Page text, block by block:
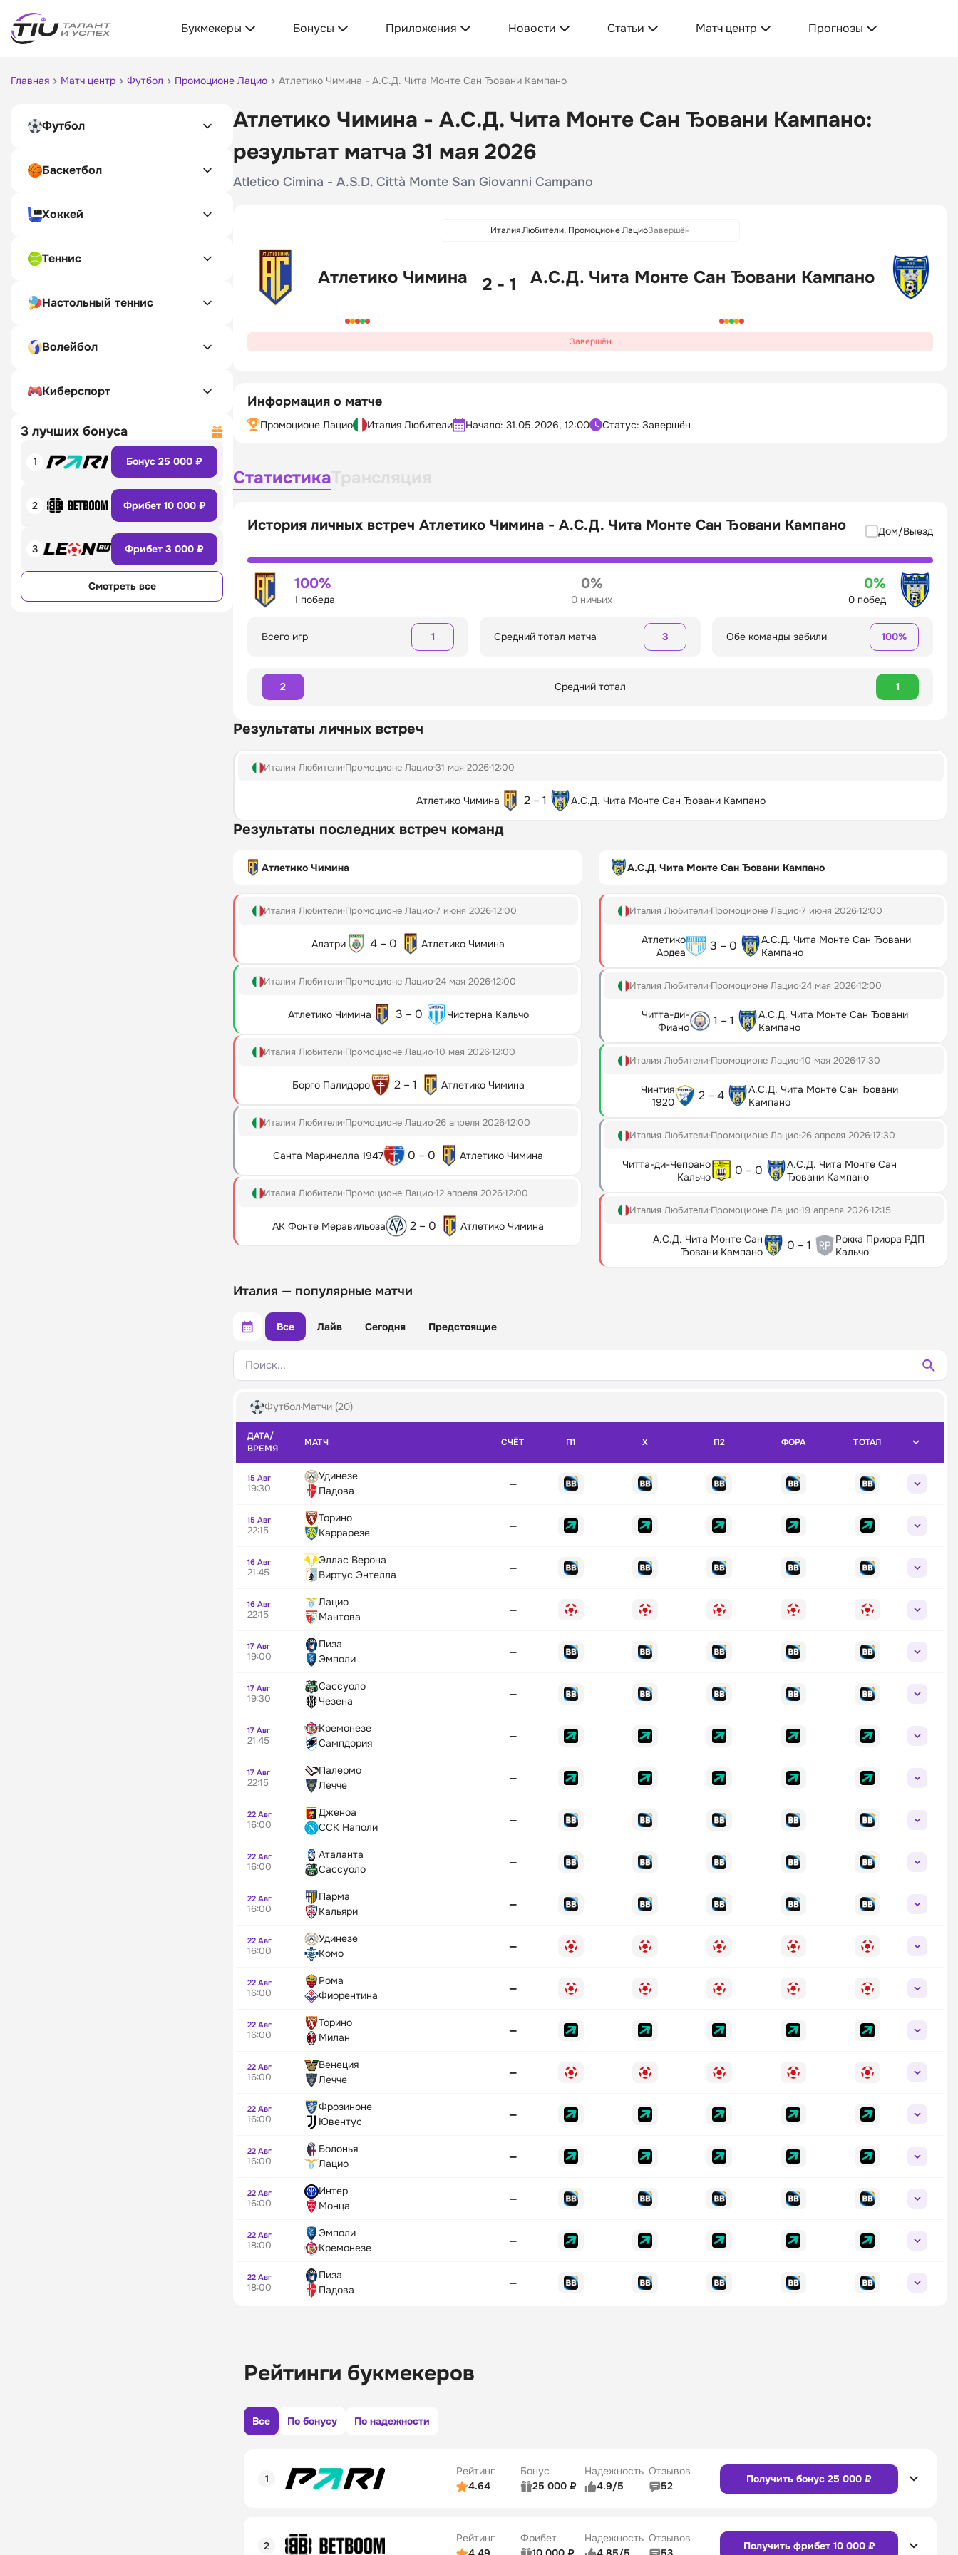
Букмекеры Бонусы Приложения Новости Статьи Матч центр Прогнозы
Главная Матч центр Футбол Промоционе Лацио Атлетико Чимина - А.С.Д. Чита Монте Сан Ђовани Кампано
Футбол
Баскетбол
Хоккей
Теннис
Настольный теннис
Волейбол
Киберспорт
3 лучших бонуса
1 Бонус 25 000 ₽
2 Фрибет 10 000 ₽
3 Фрибет 3 000 ₽
Смотреть все
Атлетико Чимина - А.С.Д. Чита Монте Сан Ђовани Кампано:
результат матча 31 мая 2026
Atletico Cimina - A.S.D. Città Monte San Giovanni Campano
Италия Любители, Промоционе ЛациоЗавершён
Атлетико Чимина 2 - 1 А.С.Д. Чита Монте Сан Ђовани Кампано
Завершён
Информация о матче
Промоционе Лацио Италия Любители Начало: 31.05.2026, 12:00 Статус: Завершён
Статистика
История личных встреч Атлетико Чимина - А.С.Д. Чита Монте Сан Ђовани Кампано Дом/Выезд
100%
1 победа
0%
0 ничьих
0%
0 побед
Всего игр 1 Средний тотал матча 3 Обе команды забили 100%
2 Средний тотал 1
Результаты личных встреч
Италия Любители Промоционе Лацио 31 мая 202612:00
Атлетико Чимина 2 – 1 А.С.Д. Чита Монте Сан Ђовани Кампано
Результаты последних встреч команд
Атлетико Чимина
Италия Любители Промоционе Лацио 7 июня 202612:00
Алатри 4 – 0 Атлетико Чимина
Италия Любители Промоционе Лацио 24 мая 202612:00
Атлетико Чимина 3 – 0 Чистерна Кальчо
Италия Любители Промоционе Лацио 10 мая 202612:00
Борго Палидоро 2 – 1 Атлетико Чимина
Италия Любители Промоционе Лацио 26 апреля 202612:00
Санта Маринелла 1947 0 – 0 Атлетико Чимина
Италия Любители Промоционе Лацио 12 апреля 202612:00
АК Фонте Меравильоза 2 – 0 Атлетико Чимина
А.С.Д. Чита Монте Сан Ђовани Кампано
Италия Любители Промоционе Лацио 7 июня 202612:00
Атлетико
Ардеа
3 – 0
А.С.Д. Чита Монте Сан Ђовани
Кампано
Италия Любители Промоционе Лацио 24 мая 202612:00
Читта-ди-
Фиано
1 – 1
А.С.Д. Чита Монте Сан Ђовани
Кампано
Италия Любители Промоционе Лацио 10 мая 202617:30
Чинтия
1920
2 – 4
А.С.Д. Чита Монте Сан Ђовани
Кампано
Италия Любители Промоционе Лацио 26 апреля 202617:30
Читта-ди-Чепрано
Кальчо
0 – 0
А.С.Д. Чита Монте Сан
Ђовани Кампано
Италия Любители Промоционе Лацио 19 апреля 202612:15
А.С.Д. Чита Монте Сан
Ђовани Кампано
0 – 1
Рокка Приора РДП
Кальчо
Италия — популярные матчи
Все Лайв Сегодня Предстоящие
Поиск...
Футбол Матчи (20)
ДАТА/
ВРЕМЯ
МАТЧ СЧЁТ П1 X П2 ФОРА ТОТАЛ
15 Авг
19:30
Удинезе
Падова
—
15 Авг
22:15
Торино
Каррарезе
—
16 Авг
21:45
Эллас Верона
Виртус Энтелла
—
16 Авг
22:15
Лацио
Мантова
—
17 Авг
19:00
Пиза
Эмполи
—
17 Авг
19:30
Сассуоло
Чезена
—
17 Авг
21:45
Кремонезе
Сампдория
—
17 Авг
22:15
Палермо
Лечче
—
22 Авг
16:00
Дженоа
ССК Наполи
—
22 Авг
16:00
Аталанта
Сассуоло
—
22 Авг
16:00
Парма
Кальяри
—
22 Авг
16:00
Удинезе
Комо
—
22 Авг
16:00
Рома
Фиорентина
—
22 Авг
16:00
Торино
Милан
—
22 Авг
16:00
Венеция
Лечче
—
22 Авг
16:00
Фрозиноне
Ювентус
—
22 Авг
16:00
Болонья
Лацио
—
22 Авг
16:00
Интер
Монца
—
22 Авг
18:00
Эмполи
Кремонезе
—
22 Авг
18:00
Пиза
Падова
—
Рейтинги букмекеров
Все По бонусу По надежности
Рейтинг
4.64
Бонус
25 000 ₽
Надежность
4.9/5
Отзывов
52
Получить бонус 25 000 ₽
Бонусы и акции
5/5
Рейтинг
Фрибет
Надежность Отзывов
Получить фрибет 10 000 ₽